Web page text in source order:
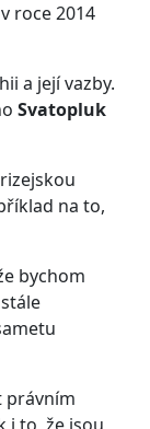
roce 2014
a její vazby.
Svatopluk
na to,
bychom
právním